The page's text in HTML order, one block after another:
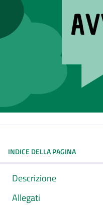
INDICE DELLA PAGINA
Descrizione
Allegati